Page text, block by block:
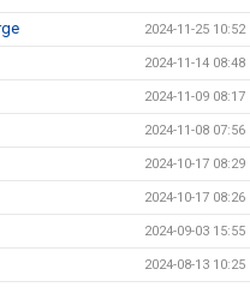
2024-11-25 10:52
2024-11-14 08:48
2024-11-09 08:17
2024-11-08 07:56
2024-10-17 08:29
2024-10-17 08:26
2024-09-03 15:55
2024-08-13 10:25